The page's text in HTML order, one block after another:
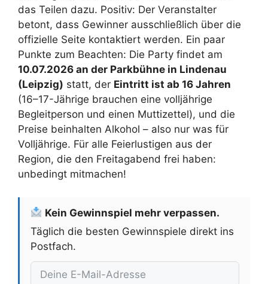
das Teilen dazu. Positiv: Der Veranstalter
betont, dass Gewinner ausschließlich über die
offizielle Seite kontaktiert werden. Ein paar
Punkte zum Beachten: Die Party findet am
10.07.2026 an der Parkbühne in Lindenau
(Leipzig) statt, der Eintritt ist ab 16 Jahren
(16–17-Jährige brauchen eine volljährige
Begleitperson und einen Muttizettel), und die
Preise beinhalten Alkohol – also nur was für
Volljährige. Für alle Feierlustigen aus der
Region, die den Freitagabend frei haben:
unbedingt mitmachen!
Kein Gewinnspiel mehr verpassen.
Täglich die besten Gewinnspiele direkt ins
Postfach.